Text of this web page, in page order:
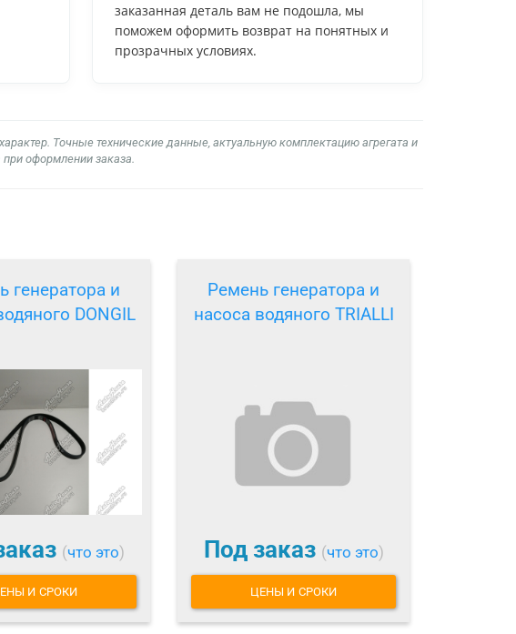
заказанная деталь вам не подошла, мы
поможем оформить возврат на понятных и
прозрачных условиях.
Точные технические данные, актуальную комплектацию агрегата и
оформлении заказа.
генератора и
DONGIL
(что это)
И СРОКИ
Ремень генератора и
насоса водяного TRIALLI
Под заказ (что это)
ЦЕНЫ И СРОКИ